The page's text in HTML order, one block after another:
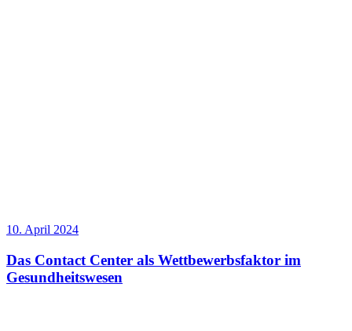
10. April 2024
Das Contact Center als Wettbewerbsfaktor im
Gesundheitswesen